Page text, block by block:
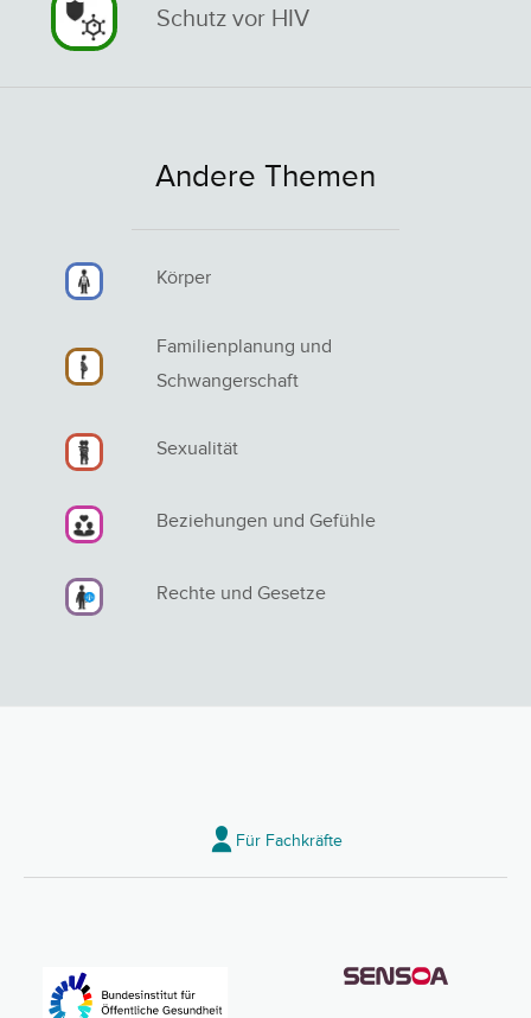
Schutz vor HIV
Andere Themen
Körper
Familienplanung und
Schwangerschaft
Sexualität
Beziehungen und Gefühle
Rechte und Gesetze
Für Fachkräfte